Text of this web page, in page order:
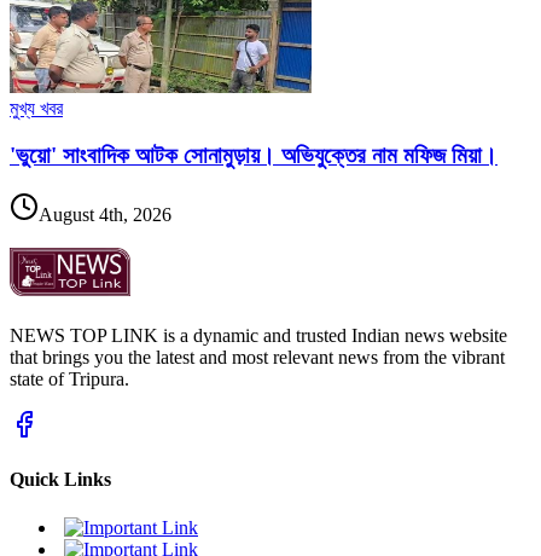
মুখ্য খবর
'ভুয়ো' সাংবাদিক আটক সোনামুড়ায়। অভিযুক্তের নাম মফিজ মিয়া।
August 4th, 2026
NEWS TOP LINK is a dynamic and trusted Indian news website
that brings you the latest and most relevant news from the vibrant
state of Tripura.
Quick Links